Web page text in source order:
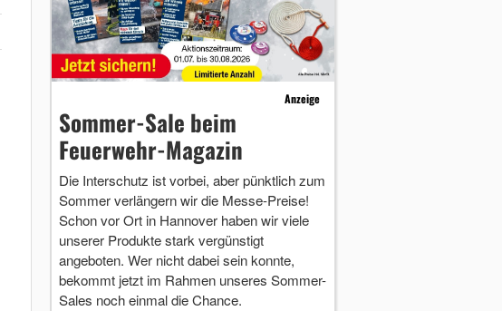
Anzeige
Sommer-Sale beim
Feuerwehr-Magazin
Die Interschutz ist vorbei, aber pünktlich zum
Sommer verlängern wir die Messe-Preise!
Schon vor Ort in Hannover haben wir viele
unserer Produkte stark vergünstigt
angeboten. Wer nicht dabei sein konnte,
bekommt jetzt im Rahmen unseres Sommer-
Sales noch einmal die Chance.